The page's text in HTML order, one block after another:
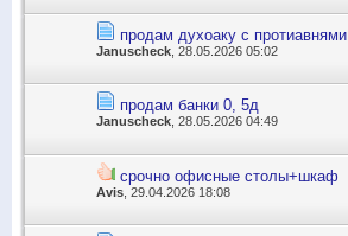
продам духоаку с протиавнями
Januscheck , 28.05.2026 05:02
продам банки 0, 5д
Januscheck , 28.05.2026 04:49
срочно офисные столы+шкаф
Avis , 29.04.2026 18:08